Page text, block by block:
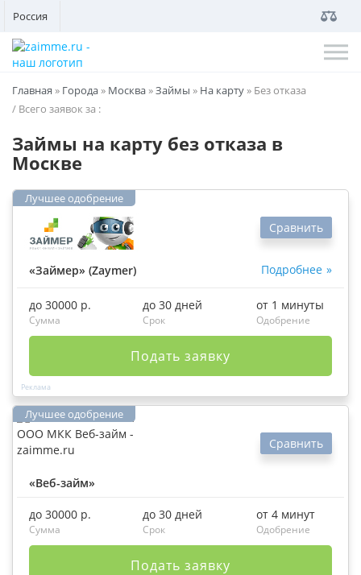
Россия
Главная » Города» Москва»Займы » На карту» Без отказа
/ Всего заявок за :
Займы на карту без отказа в
Москве
«Займер» (Zaymer) Подробнее
Сравнить
до 30000 р.
Сумма
до 30 дней
Срок
от 1 минуты
Одобрение
Подать заявку
«Веб-займ»
Сравнить
до 30000 р.
Сумма
до 30 дней
Срок
от 4 минут
Одобрение
Подать заявку